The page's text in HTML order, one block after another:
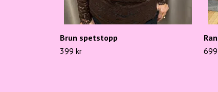
Brun spetstopp
399 kr